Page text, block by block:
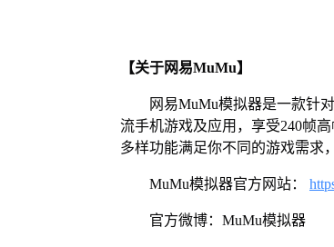
【关于网易MuMu】
网易MuMu模拟器是一款针
流手机游戏及应用，享受240帧
多样功能满足你不同的游戏需求
MuMu模拟器官方网站：
官方微博：MuMu模拟器